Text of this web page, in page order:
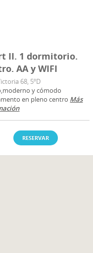
II. 1 dormitorio.
AA y WIFI
68, 5ºD
y cómodo
en pleno centro Más
RESERVAR